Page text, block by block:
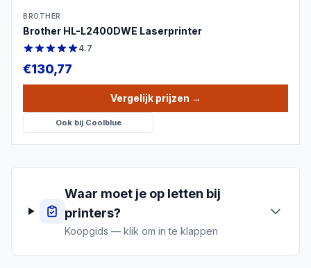
BROTHER
Brother HL-L2400DWE Laserprinter
4.7
€130,77
Vergelijk prijzen →
Ook bij Coolblue
Waar moet je op letten bij
printers?
Koopgids — klik om in te klappen